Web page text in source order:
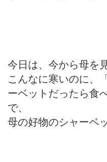
今日は、今から母を
こんなに寒いのに、
ーベットだったら食
で、
母の好物のシャーベ